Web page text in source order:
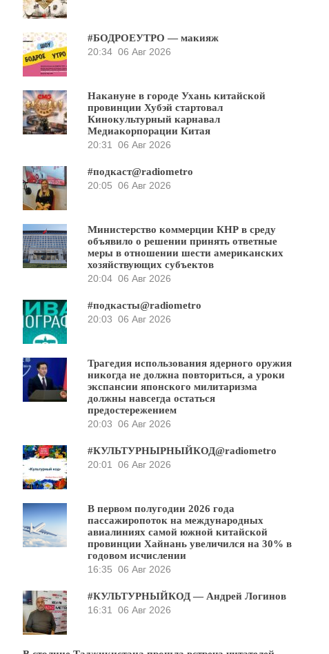
#БОДРОЕУТРО — макияж
20:34 06 Авг 2026
Накануне в городе Ухань китайской
провинции Хубэй стартовал
Кинокультурный карнавал
Медиакорпорации Китая
20:31
06 Авг 2026
#подкаст@radiometro
20:05 06 Авг 2026
Министерство коммерции КНР в среду
объявило о решении принять ответные
меры в отношении шести американских
хозяйствующих субъектов
20:04 06 Авг 2026
#подкасты@radiometro
20:03 06 Авг 2026
Трагедия использования ядерного оружия
никогда не должна повториться, а уроки
экспансии японского милитаризма
должны навсегда остаться
предостережением
20:03 06 Авг 2026
#КУЛЬТУРНЫРНЫЙКОД@radiometro
20:01
06 Авг 2026
В первом полугодии 2026 года
пассажиропоток на международных
авиалиниях самой южной китайской
провинции Хайнань увеличился на 30% в
годовом исчислении
16:35 06 Авг 2026
#КУЛЬТУРНЫЙКОД — Андрей Логинов
16:31
06 Авг 2026